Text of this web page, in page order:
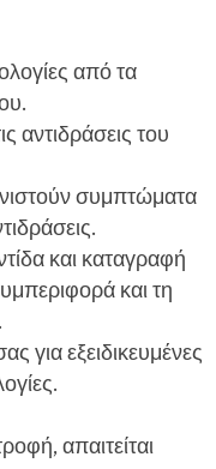
από τα
αντιδράσεις του
συμπτώματα
και καταγραφή
και τη
για εξειδικευμένες
απαιτείται